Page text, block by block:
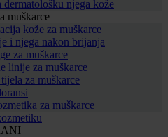
dermatološku njega kože
muškarce
kože za muškarce
i njega nakon brijanja
za muškarce
linije za muškarce
za muškarce
za muškarce